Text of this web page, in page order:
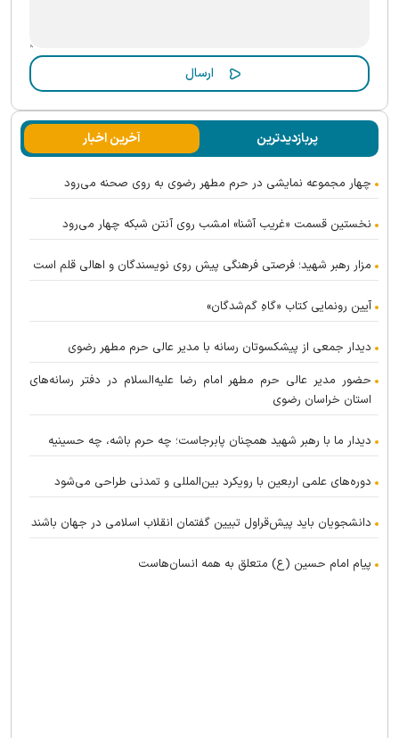
پربازدیدترین آخرین اخبار
چهار مجموعه نمایشی در حرم مطهر رضوی به روی صحنه می‌رود
نخستین قسمت «غریب آشنا» امشب روی آنتن شبکه چهار می‌رود
مزار رهبر شهید؛ فرصتی فرهنگی پیش روی نویسندگان و اهالی قلم است
آیین رونمایی کتاب «گاهِ گم‌شدگان»
دیدار جمعی از پیشکسوتان رسانه با مدیر عالی حرم مطهر رضوی
حضور مدیر عالی حرم مطهر امام رضا علیه‌السلام در دفتر رسانه‌های
استان خراسان رضوی
دیدار ما با رهبر شهید همچنان پابرجاست؛ چه حرم باشه، چه حسینیه
دوره‌های علمی اربعین با رویکرد بین‌المللی و تمدنی طراحی می‌شود
دانشجویان باید پیش‌قراول تبیین گفتمان انقلاب اسلامی در جهان باشند
پیام امام حسین (ع) متعلق به همه انسان‌هاست